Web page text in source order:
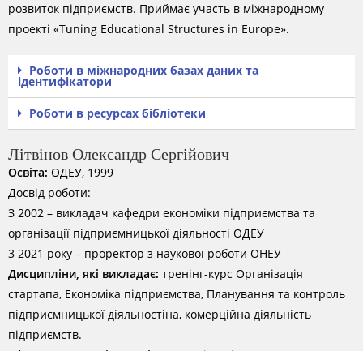
розвиток підприємств. Приймає участь в міжнародному
проекті «Tuning Educational Structures in Europe».
Роботи в міжнародних базах даних та
ідентифікатори
Роботи в ресурсах бібліотеки
Літвінов Олександр Сергійович
Освіта: ОДЕУ, 1999
Досвід роботи:
З 2002 – викладач кафедри економіки підприємства та
організації підприємницької діяльності ОДЕУ
3 2021 року – проректор з наукової роботи ОНЕУ
Дисципліни, які викладає: тренінг-курс Організація
стартапа, Економіка підприємства, Планування та контроль
підприємницької діяльностіна, комерційна діяльність
підприємств.